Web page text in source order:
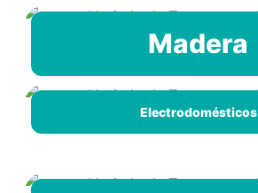
Madera
Electrodomésticos